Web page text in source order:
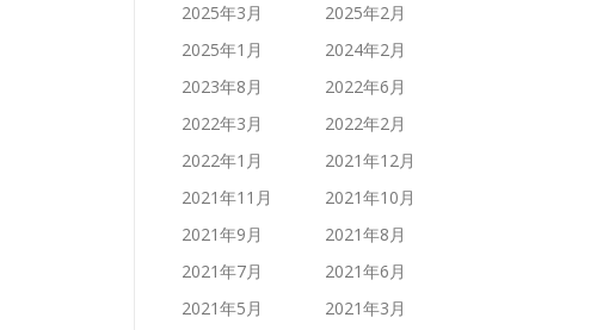
2025年3月
2025年2月
2025年1月
2024年2月
2023年8月
2022年6月
2022年3月
2022年2月
2022年1月
2021年12月
2021年11月
2021年10月
2021年9月
2021年8月
2021年7月
2021年6月
2021年5月
2021年3月